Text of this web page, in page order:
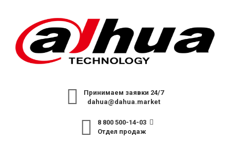
Принимаем заявки 24/7
dahua@dahua.market
8 800 500-14-03
Отдел продаж